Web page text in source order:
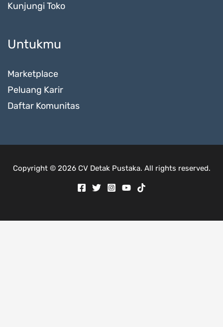
Kunjungi Toko
Untukmu
Marketplace
Peluang Karir
Daftar Komunitas
Copyright © 2026 CV Detak Pustaka. All rights reserved.